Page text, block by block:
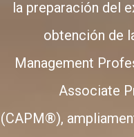
la preparación del
obtención de
Management
Associate
(CAPM®),